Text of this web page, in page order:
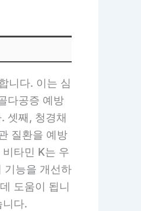
니다. 이는 심
다공증 예방
셋째, 청경채
질환을 예방
타민 K는 우
기능을 개선하
도움이 됩니
다.